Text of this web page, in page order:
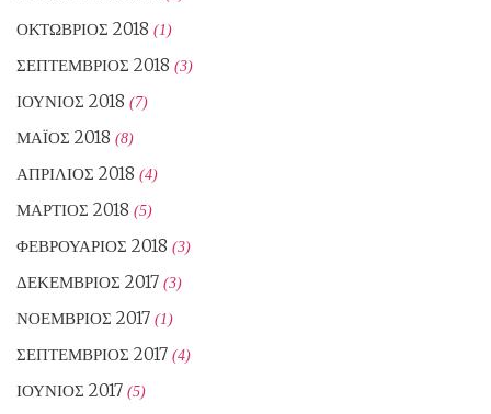
ΟΚΤΏΒΡΙΟΣ 2018 (1)
ΣΕΠΤΈΜΒΡΙΟΣ 2018 (3)
ΙΟΎΝΙΟΣ 2018 (7)
ΜΆΙΟΣ 2018 (8)
ΑΠΡΊΛΙΟΣ 2018 (4)
ΜΆΡΤΙΟΣ 2018 (5)
ΦΕΒΡΟΥΆΡΙΟΣ 2018 (3)
ΔΕΚΈΜΒΡΙΟΣ 2017 (3)
ΝΟΈΜΒΡΙΟΣ 2017 (1)
ΣΕΠΤΈΜΒΡΙΟΣ 2017 (4)
ΙΟΎΝΙΟΣ 2017 (5)